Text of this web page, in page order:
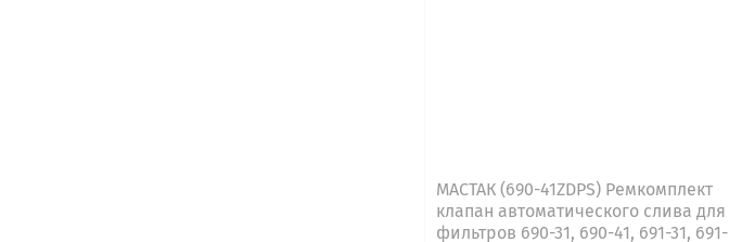
МАСТАК (690-41ZDPS) Ремкомплект
клапан автоматического слива для
фильтров 690-31, 690-41, 691-31, 691-